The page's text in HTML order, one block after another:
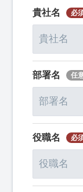
貴社名
部署名
役職名